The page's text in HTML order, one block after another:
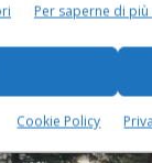
Per saperne di
Cookie Policy
sui bovini
valorizzato